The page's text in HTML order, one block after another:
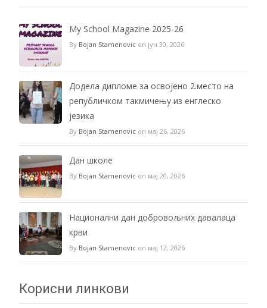
My School Magazine 2025-26
By Bojan Stamenovic on јун 30, 2026
Додела дипломе за освојено 2.место на
републичком такмичењу из енглеско
језика
By Bojan Stamenovic on мај 26, 2026
Дан школе
By Bojan Stamenovic on мај 20, 2026
Национални дан добровољних давалаца
крви
By Bojan Stamenovic on мај 12, 2026
Корисни линкови